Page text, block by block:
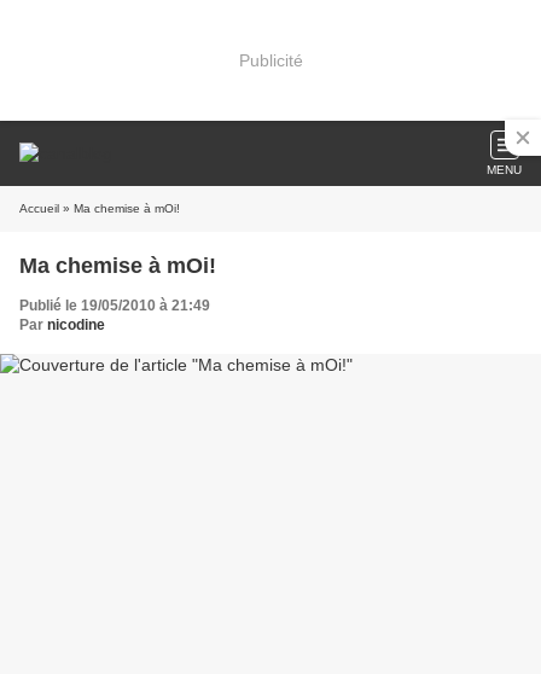
Publicité
MENU
Accueil » Ma chemise à mOi!
Ma chemise à mOi!
Publié le 19/05/2010 à 21:49
Par nicodine